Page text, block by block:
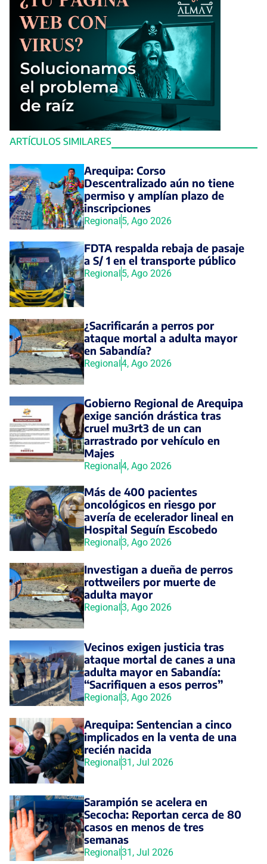
ARTÍCULOS SIMILARES
Arequipa: Corso
Descentralizado aún no tiene
permiso y amplían plazo de
inscripciones
Regional5, Ago 2026
FDTA respalda rebaja de pasaje
a S/ 1 en el transporte público
Regional5, Ago 2026
¿Sacrificarán a perros por
ataque mortal a adulta mayor
en Sabandía?
Regional4, Ago 2026
Gobierno Regional de Arequipa
exige sanción drástica tras
cruel mu3rt3 de un can
arrastrado por vehículo en
Majes
Regional4, Ago 2026
Más de 400 pacientes
oncológicos en riesgo por
avería de ecelerador lineal en
Hospital Seguín Escobedo
Regional3, Ago 2026
Investigan a dueña de perros
rottweilers por muerte de
adulta mayor
Regional3, Ago 2026
Vecinos exigen justicia tras
ataque mortal de canes a una
adulta mayor en Sabandía:
“Sacrifiquen a esos perros”
Regional3, Ago 2026
Arequipa: Sentencian a cinco
implicados en la venta de una
recién nacida
Regional31, Jul 2026
Sarampión se acelera en
Secocha: Reportan cerca de 80
casos en menos de tres
semanas
Regional31, Jul 2026